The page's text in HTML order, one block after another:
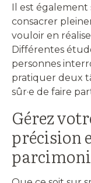
Il est
consacrer
vouloir en
Différentes
personnes
pratiquer deux
sûr·e de faire
Gérez
précision